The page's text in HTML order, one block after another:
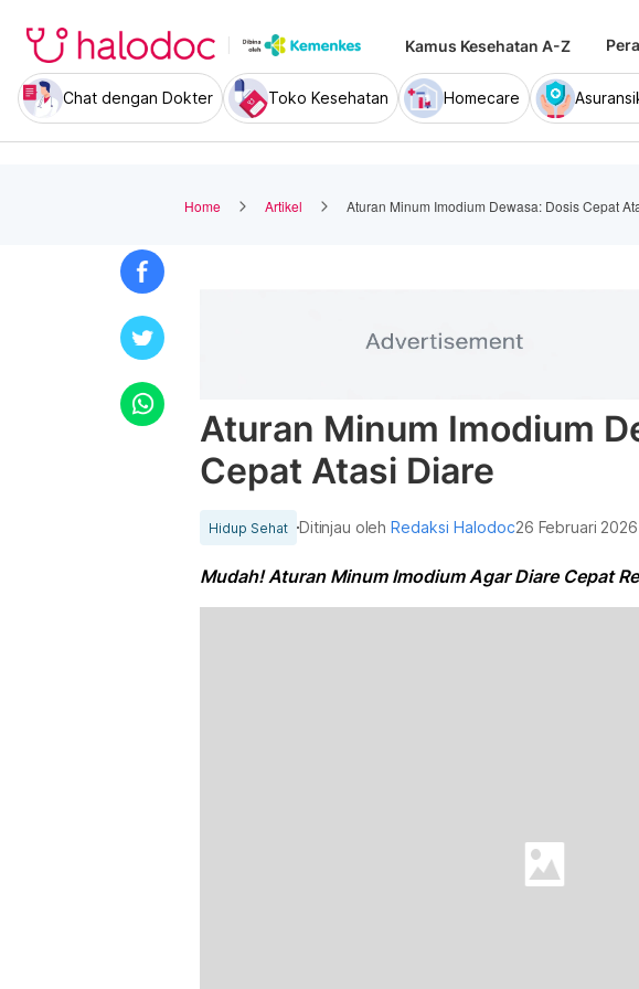
Kamus Kesehatan A-Z
Chat dengan Dokter Toko Kesehatan Homecare
Home Artikel Aturan Minum Imodium Dewasa: Dosis Cepat
Aturan Minum Imodium
Cepat Atasi Diare
Hidup Sehat Ditinjau olehRedaksi Halodoc26 Februari 2026
Mudah! Aturan Minum Imodium Agar Diare Cepat